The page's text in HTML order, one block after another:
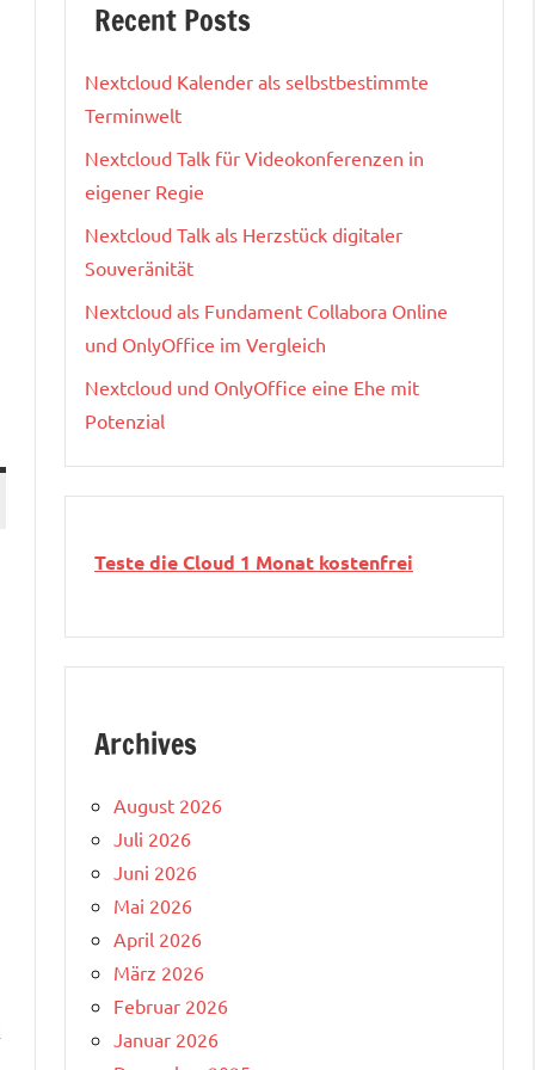
Recent Posts
Nextcloud Kalender als selbstbestimmte
Terminwelt
Nextcloud Talk für Videokonferenzen in
eigener Regie
Nextcloud Talk als Herzstück digitaler
Souveränität
Nextcloud als Fundament Collabora Online
und OnlyOffice im Vergleich
Nextcloud und OnlyOffice eine Ehe mit
Potenzial
Teste die Cloud 1 Monat kostenfrei
Archives
August 2026
Juli 2026
Juni 2026
Mai 2026
April 2026
März 2026
Februar 2026
Januar 2026